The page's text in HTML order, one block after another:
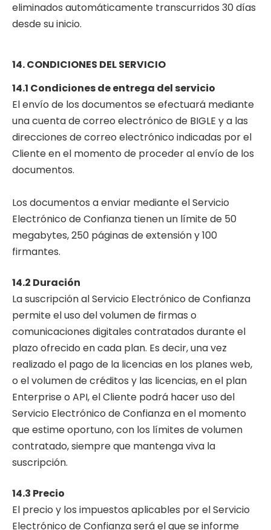
eliminados automáticamente transcurridos 30 días
desde su inicio.
14. CONDICIONES DEL SERVICIO
14.1 Condiciones de entrega del servicio
El envío de los documentos se efectuará mediante
una cuenta de correo electrónico de BIGLE y a las
direcciones de correo electrónico indicadas por el
Cliente en el momento de proceder al envío de los
documentos.
Los documentos a enviar mediante el Servicio
Electrónico de Confianza tienen un límite de 50
megabytes, 250 páginas de extensión y 100
firmantes.
14.2 Duración
La suscripción al Servicio Electrónico de Confianza
permite el uso del volumen de firmas o
comunicaciones digitales contratados durante el
plazo ofrecido en cada plan. Es decir, una vez
realizado el pago de la licencias en los planes web,
o el volumen de créditos y las licencias, en el plan
Enterprise o API, el Cliente podrá hacer uso del
Servicio Electrónico de Confianza en el momento
que estime oportuno, con los límites de volumen
contratado, siempre que mantenga viva la
suscripción.
14.3 Precio
El precio y los impuestos aplicables por el Servicio
Electrónico de Confianza será el que se informe